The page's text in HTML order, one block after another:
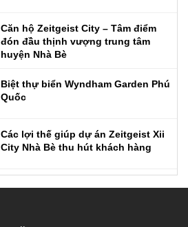
Căn hộ Zeitgeist City – Tâm điểm
đón đầu thịnh vượng trung tâm
huyện Nhà Bè
Biệt thự biển Wyndham Garden Phú
Quốc
Các lợi thế giúp dự án Zeitgeist Xii
City Nhà Bè thu hút khách hàng